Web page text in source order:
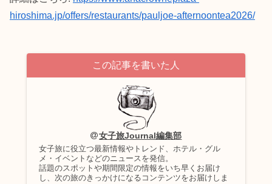
hiroshima.jp/offers/restaurants/pauljoe-afternoontea2026/
この記事を書いた人
女子旅Journal編集部
女子旅に役立つ最新情報やトレンド、ホテル・グル
メ・イベントなどのニュースを発信。
話題のスポットや期間限定の情報をいち早くお届け
し、次の旅のきっかけになるコンテンツをお届けしま